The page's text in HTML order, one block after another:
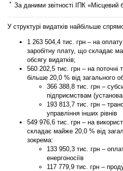
* За даними звітності ІПК
У структурі видатків найбільше
1 263 504,4 тис. грн – на
заробітну плату, що складає
обсягу видатків;
560 202,5 тис. грн – на
більше 20,0 % від загального
366 388,8 тис. грн –
підприємствам
193 813,7 тис. грн –
управління інших рівнів
549 976,6 тис. грн – на
складає майже 20,0 % від
зокрема:
133 950,3 тис. грн –
енергоносіїв
117 779,9 тис. грн –